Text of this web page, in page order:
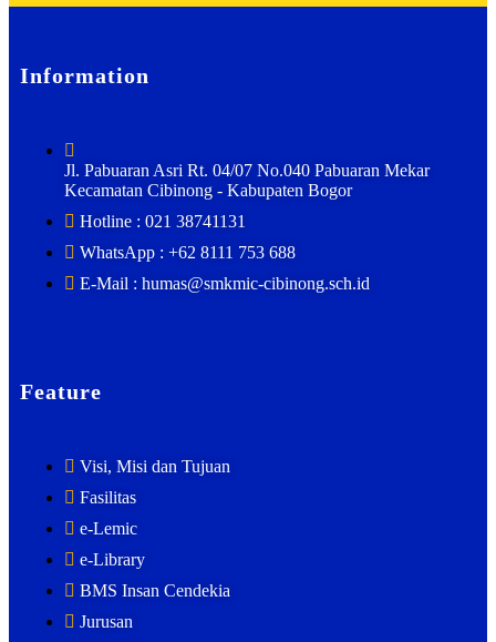
Information
Jl. Pabuaran Asri Rt. 04/07 No.040 Pabuaran Mekar
Kecamatan Cibinong - Kabupaten Bogor
Hotline : 021 38741131
WhatsApp : +62 8111 753 688
E-Mail : humas@smkmic-cibinong.sch.id
Feature
Visi, Misi dan Tujuan
Fasilitas
e-Lemic
e-Library
BMS Insan Cendekia
Jurusan